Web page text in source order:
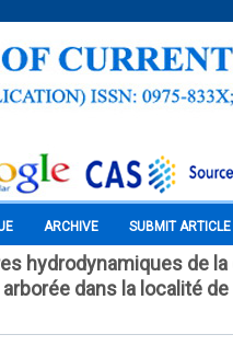
ARCHIVE SUBMIT ARTICLE
hydrodynamiques de
dans la localité